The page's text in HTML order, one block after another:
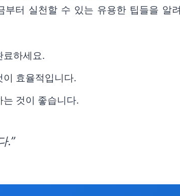
터 실천할 수 있는 유용한 팁들을 알
료하세요.
효율적입니다.
것이 좋습니다.
.”